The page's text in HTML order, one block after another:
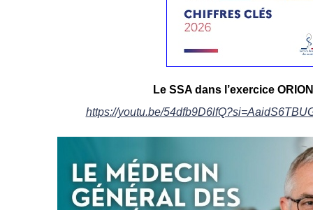
Le SSA dans l’exercice
https://youtu.be/